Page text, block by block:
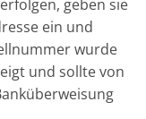
geben sie
ein und
wurde
und sollte von